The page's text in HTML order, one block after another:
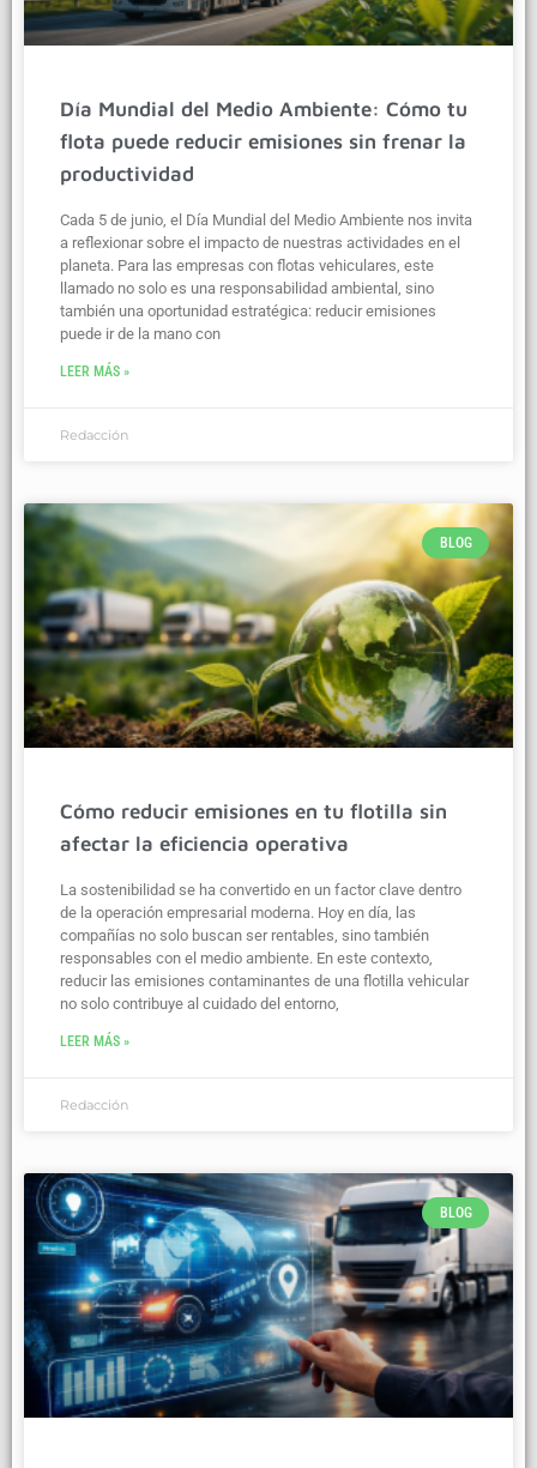
Día Mundial del Medio Ambiente: Cómo tu
flota puede reducir emisiones sin frenar la
productividad
Cada 5 de junio, el Día Mundial del Medio Ambiente nos invita
a reflexionar sobre el impacto de nuestras actividades en el
planeta. Para las empresas con flotas vehiculares, este
llamado no solo es una responsabilidad ambiental, sino
también una oportunidad estratégica: reducir emisiones
puede ir de la mano con
LEER MÁS »
Redacción
BLOG
Cómo reducir emisiones en tu flotilla sin
afectar la eficiencia operativa
La sostenibilidad se ha convertido en un factor clave dentro
de la operación empresarial moderna. Hoy en día, las
compañías no solo buscan ser rentables, sino también
responsables con el medio ambiente. En este contexto,
reducir las emisiones contaminantes de una flotilla vehicular
no solo contribuye al cuidado del entorno,
LEER MÁS »
Redacción
BLOG